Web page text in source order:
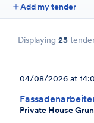
Add my tender
Displaying 25
Private House
04/08/2026 at